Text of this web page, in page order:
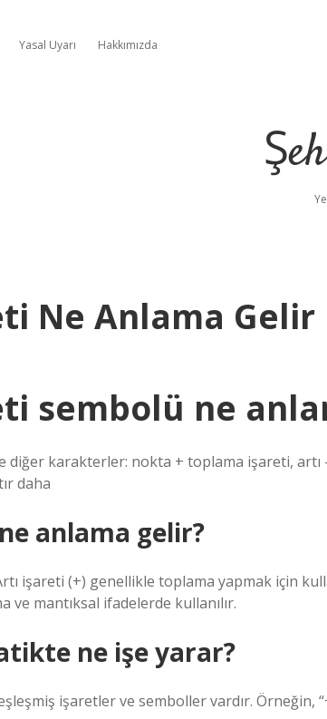
Yasal Uyarı Hakkımızda
Ne Anlama Gelir
sembolü ne
karakterler: nokta + toplama işareti, artı
daha
anlama gelir?
işareti (+) genellikle toplama yapmak için
ve mantıksal ifadelerde kullanılır.
ne işe yarar?
işaretler ve semboller vardır. Örneğin,